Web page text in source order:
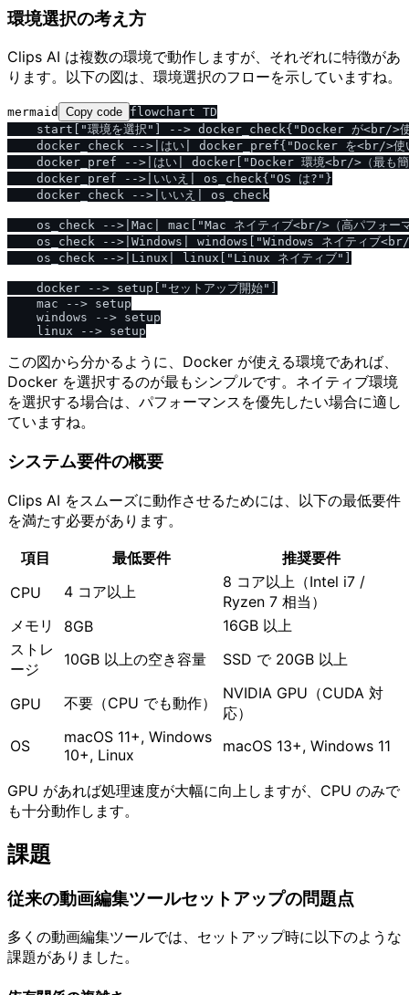
環境選択の考え方
Clips AI は複数の環境で動作しますが、それぞれに特徴があ
ります。以下の図は、環境選択のフローを示していますね。
mermaid Copy code flowchart TD
start["環境を選択"] --> docker_check{"Docker が<br/>
docker_check -->|はい| docker_pref{"Docker を<br/>使
docker_pref -->|はい| docker["Docker 環境<br/>（最も簡
    docker_pref -->|いいえ| os_check{"OS は?"}
    docker_check -->|いいえ| os_check
os_check -->|Mac| mac["Mac ネイティブ<br/>（高パフォー
os_check -->|Windows| windows["Windows ネイティブ<br/
    os_check -->|Linux| linux["Linux ネイティブ"]
    docker --> setup["セットアップ開始"]
    mac --> setup
    windows --> setup
この図から分かるように、Docker が使える環境であれば、
Docker を選択するのが最もシンプルです。ネイティブ環境
を選択する場合は、パフォーマンスを優先したい場合に適し
ていますね。
システム要件の概要
Clips AI をスムーズに動作させるためには、以下の最低要件
を満たす必要があります。
項目 最低要件
推奨要件
CPU
4 コア以上
8 コア以上（Intel i7 /
Ryzen 7 相当）
メモリ
8GB
16GB 以上
ストレ
ージ
10GB 以上の空き容量 SSD で 20GB 以上
GPU 不要（CPU でも動作）
NVIDIA GPU（CUDA 対
応）
OS
macOS 11+, Windows
10+, Linux
macOS 13+, Windows 11
GPU があれば処理速度が大幅に向上しますが、CPU のみで
も十分動作します。
課題
従来の動画編集ツールセットアップの問題点
多くの動画編集ツールでは、セットアップ時に以下のような
課題がありました。